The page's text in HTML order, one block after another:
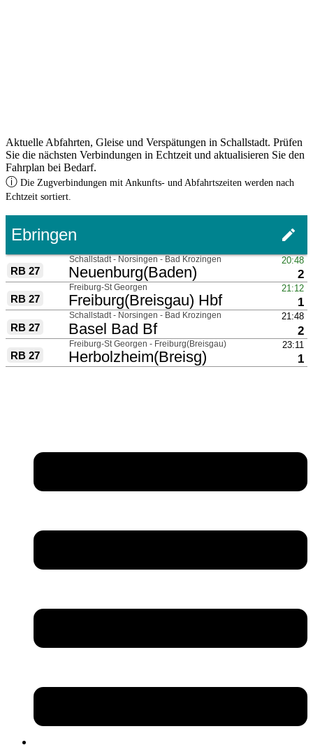
Aktuelle Abfahrten, Gleise und Verspätungen in Schallstadt. Prüfen
Sie die nächsten Verbindungen in Echtzeit und aktualisieren Sie den
Fahrplan bei Bedarf.
ⓘ Die Zugverbindungen mit Ankunfts- und Abfahrtszeiten werden nach
Echtzeit sortiert.